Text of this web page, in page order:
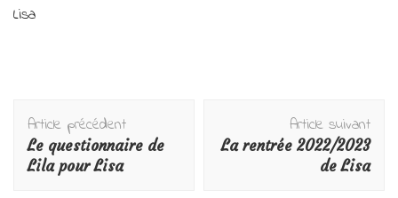
Lisa
d'article
Article précédent
Le questionnaire de
Lila pour Lisa
Article suivant
La rentrée 2022/2023
de Lisa